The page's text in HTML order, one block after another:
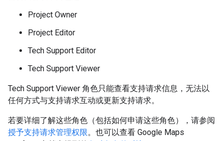
Project Owner
Project Editor
Tech Support Editor
Tech Support Viewer
Tech Support Viewer 角色只能查看支持请求信息，无法以
任何方式与支持请求互动或更新支持请求。
若要详细了解这些角色（包括如何申请这些角色），请参阅
授予支持请求管理权限。也可以查看 Google Maps